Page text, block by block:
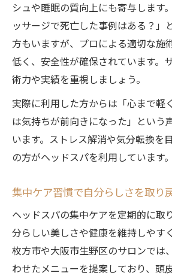
シュや睡眠の質向上にも寄与します
ッサージで死亡した事例はある？」
方もいますが、プロによる適切な施
低く、安全性が確保されています。
術力や実績を重視しましょう。
実際に利用した方からは「心まで軽
は気持ちが前向きになった」という
います。ストレス解消や気分転換を
の方がヘッドスパを利用しています。
集中ケア習慣で自分らしさを取り
ヘッドスパの集中ケアを定期的に取
分らしい美しさや健康を維持しやす
枚方市や大阪市生野区のサロンでは
わせたメニューを提案しており、頭